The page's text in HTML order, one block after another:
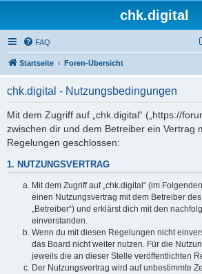
chk.digital
FAQ
Startseite Foren-Übersicht
chk.digital - Nutzungsbedingungen
Mit dem Zugriff auf „chk.digital“ („https://
zwischen dir und dem Betreiber ein Vertrag
Regelungen geschlossen:
1. NUTZUNGSVERTRAG
Mit dem Zugriff auf „chk.digital“ (im
einen Nutzungsvertrag mit dem Betreiber
„Betreiber“) und erklärst dich mit den
einverstanden.
Wenn du mit diesen Regelungen nicht
das Board nicht weiter nutzen. Für die
jeweils die an dieser Stelle veröffentlichten
Der Nutzungsvertrag wird auf unbestimmte